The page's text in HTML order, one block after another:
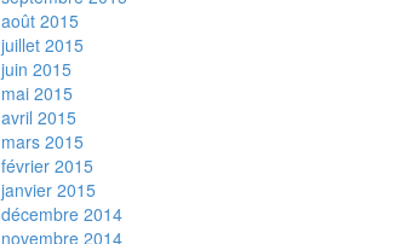
août 2015
juillet 2015
juin 2015
mai 2015
avril 2015
mars 2015
février 2015
janvier 2015
décembre 2014
novembre 2014